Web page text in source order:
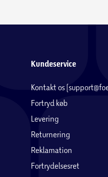
Kundeservice
Kontakt os
Fortryd køb
Levering
Returnering
Reklamation
Fortrydelsesret